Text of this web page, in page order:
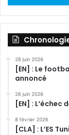
28 juin 2026
[EN] : Le
annoncé
26 juin 2026
[EN] :
8 février 2026
[CLA] : L’ES